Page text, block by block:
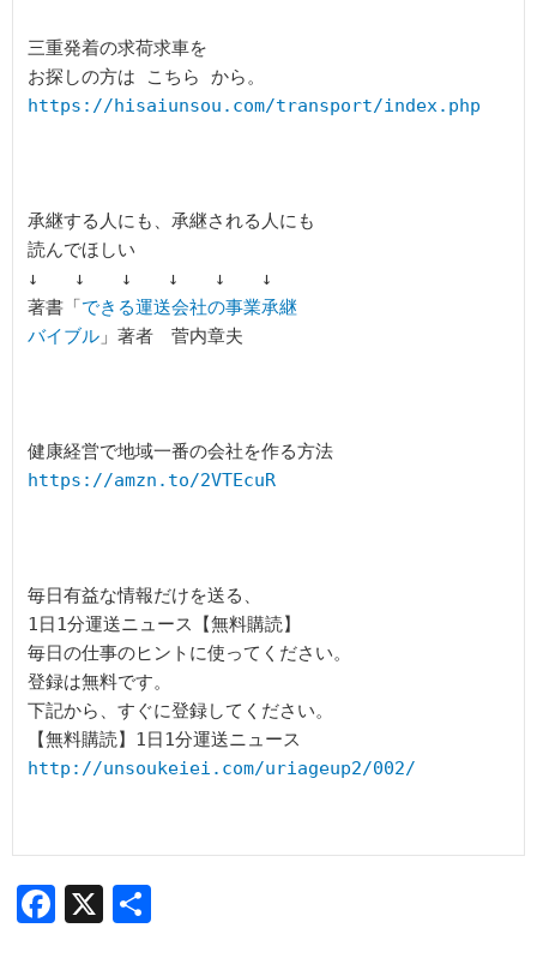
三重発着の求荷求車を
https://hisaiunsou.com/transport/index.php
承継する人にも、承継される人にも
読んでほしい
↓　　↓　　↓　　↓　　↓　　↓
著書「できる運送会社の事業承継
バイブル
健康経営で地域一番の会社を作る方法
毎日有益な情報だけを送る、
1日1分運送ニュース【無料購読】
毎日の仕事のヒントに使ってください。
登録は無料です。
下記から、すぐに登録してください。
http://unsoukeiei.com/uriageup2/002/
Facebook
X